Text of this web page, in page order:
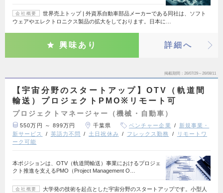
会社概要
世界売上トップ | 外資系自動車部品メーカーである同社は、ソフト
ウェアやエレクトロニクス製品の拡大をしております。日本に…
興味あり 詳細へ
掲載期間 26/07/29～26/08/11
【宇宙分野のスタートアップ】OTV（軌道間
輸送）プロジェクトPMO※リモート可
プロジェクトマネージャー（機械・自動車）
550万円 ～ 899万円 千葉県 ベンチャー企業
新規事業・
新サービス
英語力不問 土日祝休み フレックス勤務
リモートワ
ーク可能
本ポジションは、OTV（軌道間輸送）事業におけるプロジェ
クト推進を支えるPMO（Project Management O…
会社概要
大学発の技術を起点とした宇宙分野のスタートアップです。小型人